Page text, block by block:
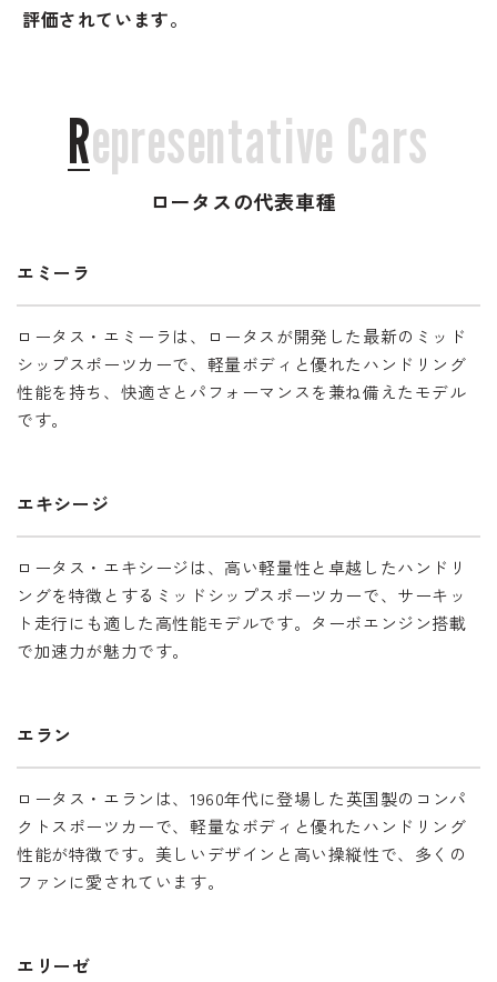
評価されています。
Representative Cars
ロータスの代表車種
エミーラ
ロータス・エミーラは、ロータスが開発した最新のミッド
シップスポーツカーで、軽量ボディと優れたハンドリング
性能を持ち、快適さとパフォーマンスを兼ね備えたモデル
です。
エキシージ
ロータス・エキシージは、高い軽量性と卓越したハンドリ
ングを特徴とするミッドシップスポーツカーで、サーキッ
ト走行にも適した高性能モデルです。ターボエンジン搭載
で加速力が魅力です。
エラン
ロータス・エランは、1960年代に登場した英国製のコンパ
クトスポーツカーで、軽量なボディと優れたハンドリング
性能が特徴です。美しいデザインと高い操縦性で、多くの
ファンに愛されています。
エリーゼ